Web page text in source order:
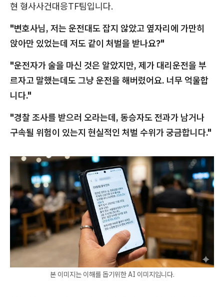
현 형사사건대응TF팀입니다.
"변호사님, 저는 운전대도 잡지 않았고 옆자리에 가만히
앉아만 있었는데 저도 같이 처벌을 받나요?"
"운전자가 술을 마신 것은 알았지만, 제가 대리운전을 부
르자고 말했는데도 그냥 운전을 해버렸어요. 너무 억울합
니다."
"경찰 조사를 받으러 오라는데, 동승자도 전과가 남거나
구속될 위험이 있는지 현실적인 처벌 수위가 궁금합니다."
본 이미지는 이해를 돕기위한 AI 이미지입니다.